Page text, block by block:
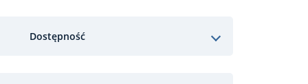
Dostępność